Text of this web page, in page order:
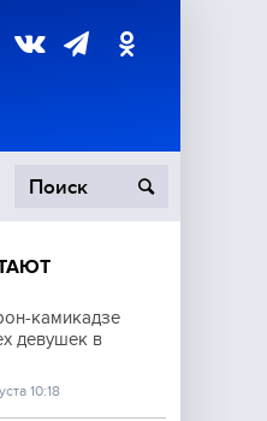
камикадзе
девушек в
10:18